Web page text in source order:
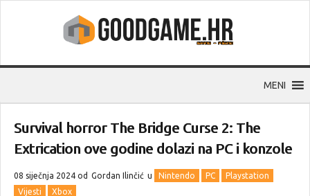
MENI
Survival horror The Bridge Curse 2: The
Extrication ove godine dolazi na PC i konzole
08 siječnja 2024 od Gordan Ilinčić u Nintendo PC
Playstation
Vijesti
Xbox